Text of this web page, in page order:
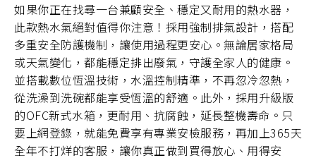
如果你正在找尋一台兼顧安全、穩定又耐用的熱水器，
此款熱水氣絕對值得你注意！採用強制排氣設計，搭配
多重安全防護機制，讓使用過程更安心。無論居家格局
或天氣變化，都能穩定排出廢氣，守護全家人的健康。
並搭載數位恆溫技術，水溫控制精準，不再忽冷忽熱，
從洗澡到洗碗都能享受恆溫的舒適。此外，採用升級版
的OFC新式水箱，更耐用、抗腐蝕，延長整機壽命。只
要上網登錄，就能免費享有專業安檢服務，再加上365天
全年不打烊的客服，讓你真正做到買得放心、用得安